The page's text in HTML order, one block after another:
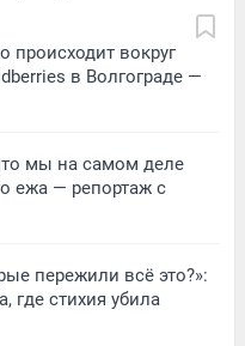
происходит вокруг
в Волгограде —
мы на самом деле
ежа — репортаж с
пережили всё это?»:
где стихия убила